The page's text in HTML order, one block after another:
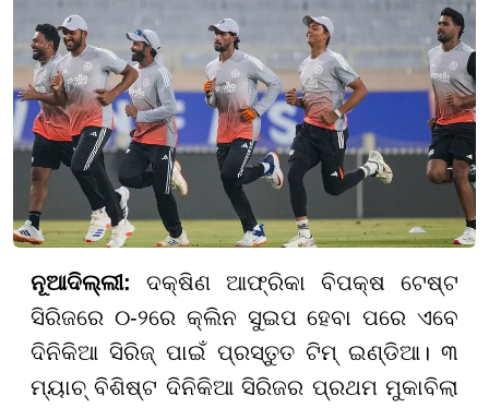
ନୂଆଦିଲ୍ଲୀ: ଦକ୍ଷିଣ ଆଫ୍ରିକା ବିପକ୍ଷ ଟେଷ୍ଟ
ସିରିଜରେ ୦-୨ରେ କ୍ଲିନ ସୁଇପ ହେବା ପରେ ଏବେ
ଦିନିକିଆ ସିରିଜ୍ ପାଇଁ ପ୍ରସ୍ତୁତ ଟିମ୍ ଇଣ୍ଡିଆ। ୩
ମ୍ୟାଚ୍ ବିଶିଷ୍ଟ ଦିନିକିଆ ସିରିଜର ପ୍ରଥମ ମୁକାବିଲା